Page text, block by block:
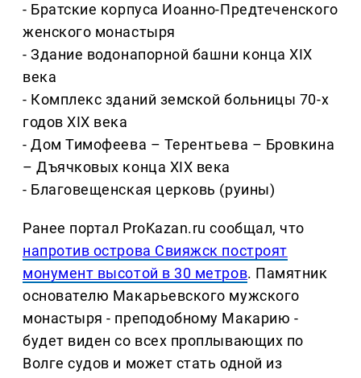
- Братские корпуса Иоанно-Предтеченского
женского монастыря
- Здание водонапорной башни конца XIX
века
- Комплекс зданий земской больницы 70-х
годов XIX века
- Дом Тимофеева – Терентьева – Бровкина
– Дъячковых конца XIX века
- Благовещенская церковь (руины)
Ранее портал ProKazan.ru сообщал, что
напротив острова Свияжск построят
монумент высотой в 30 метров. Памятник
основателю Макарьевского мужского
монастыря - преподобному Макарию -
будет виден со всех проплывающих по
Волге судов и может стать одной из